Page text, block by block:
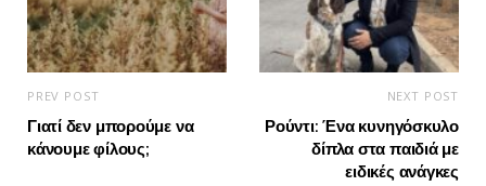
PREV POST
Γιατί δεν μπορούμε να
κάνουμε φίλους;
NEXT POST
Ρούντι: Ένα κυνηγόσκυλο
δίπλα στα παιδιά με
ειδικές ανάγκες